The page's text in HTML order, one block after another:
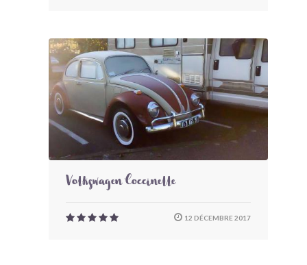
Volkswagen Coccinelle
12 DÉCEMBRE 2017